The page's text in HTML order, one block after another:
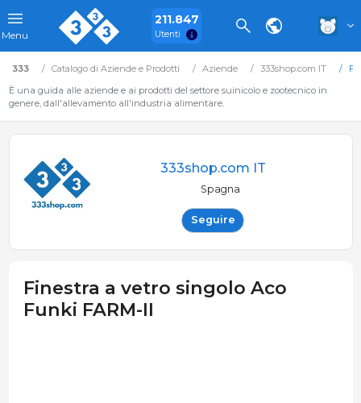
Menu
211.847
Utenti
333 Catalogo di Aziende e Prodotti Aziende 333shop.com IT
È una guida alle aziende e ai prodotti del settore suinicolo e zootecnico in
genere, dall'allevamento all'industria alimentare.
333shop.com IT
Spagna
Seguire
Finestra a vetro singolo Aco
Funki FARM-II